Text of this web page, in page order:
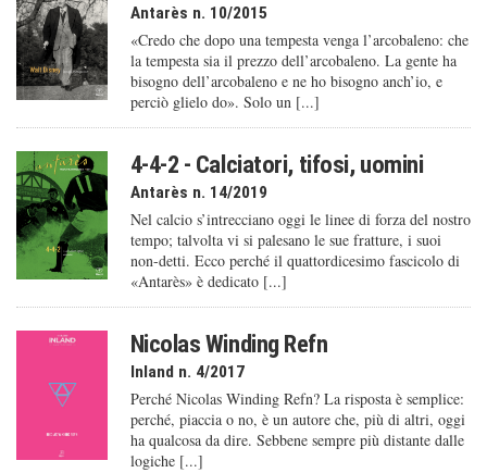
Antarès n. 10/2015
«Credo che dopo una tempesta venga l’arcobaleno: che
la tempesta sia il prezzo dell’arcobaleno. La gente ha
bisogno dell’arcobaleno e ne ho bisogno anch’io, e
perciò glielo do». Solo un [...]
4-4-2 - Calciatori, tifosi, uomini
Antarès n. 14/2019
Nel calcio s’intrecciano oggi le linee di forza del nostro
tempo; talvolta vi si palesano le sue fratture, i suoi
non-detti. Ecco perché il quattordicesimo fascicolo di
«Antarès» è dedicato [...]
Nicolas Winding Refn
Inland n. 4/2017
Perché Nicolas Winding Refn? La risposta è semplice:
perché, piaccia o no, è un autore che, più di altri, oggi
ha qualcosa da dire. Sebbene sempre più distante dalle
logiche [...]